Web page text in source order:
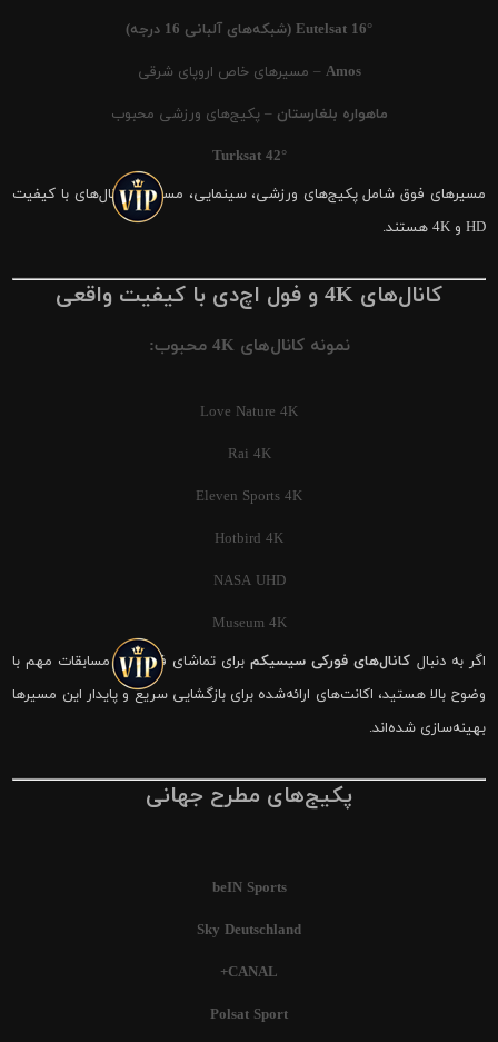
Eutelsat 16° (شبکه‌های آلبانی 16 درجه)
Amos – مسیرهای خاص اروپای شرقی
ماهواره بلغارستان – پکیج‌های ورزشی محبوب
Turksat 42°
مسیرهای فوق شامل پکیج‌های ورزشی، سینمایی، مستند و کانال‌های با کیفیت
HD و 4K هستند.
کانال‌های 4K و فول اچ‌دی با کیفیت واقعی
نمونه کانال‌های 4K محبوب:
Love Nature 4K
Rai 4K
Eleven Sports 4K
Hotbird 4K
NASA UHD
Museum 4K
اگر به دنبال کانال‌های فورکی سیسیکمبرای تماشای فوتبال و مسابقات مهم با
وضوح بالا هستید، اکانت‌های ارائه‌شده برای بازگشایی سریع و پایدار این مسیرها
بهینه‌سازی شده‌اند.
پکیج‌های مطرح جهانی
beIN Sports
Sky Deutschland
CANAL+
Polsat Sport